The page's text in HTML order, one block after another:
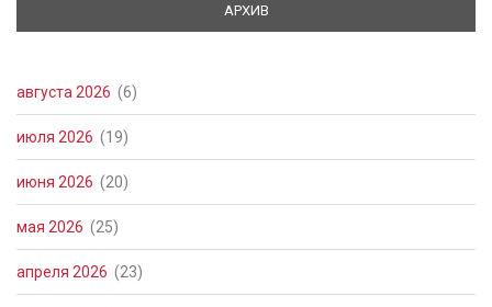
АРХИВ
августа 2026 (6)
июля 2026 (19)
июня 2026 (20)
мая 2026 (25)
апреля 2026 (23)